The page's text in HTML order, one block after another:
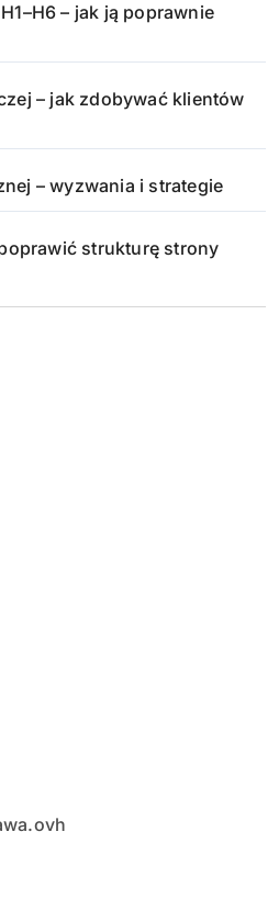
– jak ją poprawnie
– jak zdobywać klientów
– wyzwania i strategie
strukturę strony